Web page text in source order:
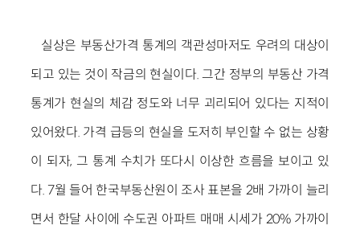
실상은 부동산가격 통계의 객관성마저도 우려의 대상이
되고 있는 것이 작금의 현실이다. 그간 정부의 부동산 가격
통계가 현실의 체감 정도와 너무 괴리되어 있다는 지적이
있어왔다. 가격 급등의 현실을 도저히 부인할 수 없는 상황
이 되자, 그 통계 수치가 또다시 이상한 흐름을 보이고 있
다. 7월 들어 한국부동산원이 조사 표본을 2배 가까이 늘리
면서 한달 사이에 수도권 아파트 매매 시세가 20% 가까이